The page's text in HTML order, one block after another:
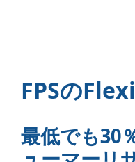
FPSの
最低でも30